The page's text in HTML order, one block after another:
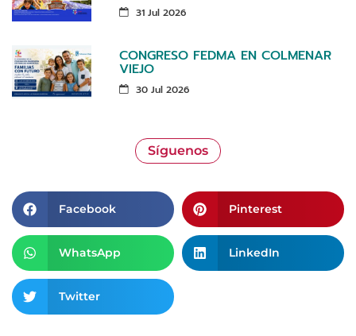
31 Jul 2026
CONGRESO FEDMA EN COLMENAR
VIEJO
30 Jul 2026
Síguenos
Facebook Pinterest
WhatsApp LinkedIn
Twitter